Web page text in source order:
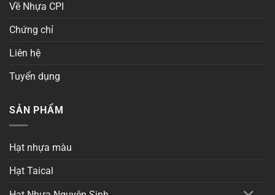
Về Nhựa CPI
Chứng chỉ
Liên hệ
Tuyển dụng
SẢN PHẨM
Hạt nhựa màu
Hạt Taical